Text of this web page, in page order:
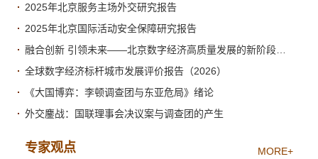
2025年北京服务主场外交研究报告
2025年北京国际活动安全保障研究报告
全球数字经济标杆城市发展评价报告（2026）
《大国博弈：李顿调查团与东亚危局》绪论
外交鏖战：国联理事会决议案与调查团的产生
专家观点 MORE+